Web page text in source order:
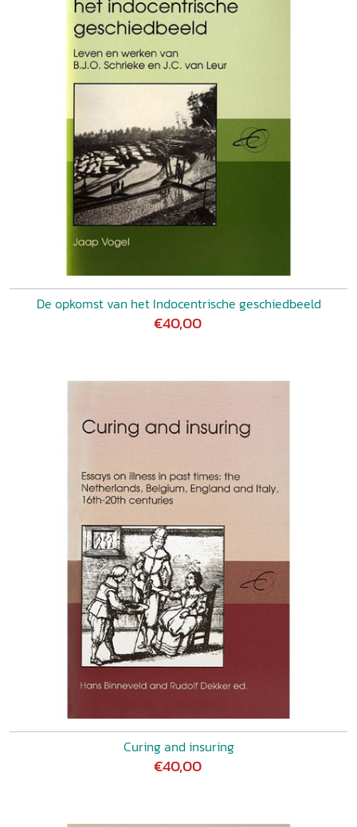
De opkomst van het Indocentrische geschiedbeeld
€40,00
Curing and insuring
€40,00